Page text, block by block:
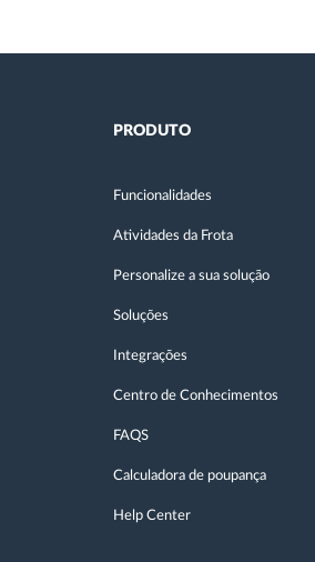
PRODUTO
Funcionalidades
Atividades da Frota
Personalize a sua solução
Soluções
Integrações
Centro de Conhecimentos
FAQS
Calculadora de poupança
Help Center